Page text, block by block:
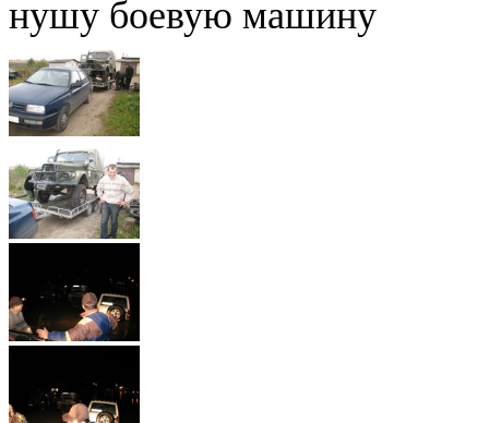
нушу боевую машину